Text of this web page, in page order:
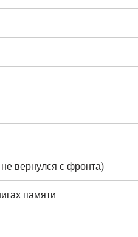
вернулся с фронта)
памяти